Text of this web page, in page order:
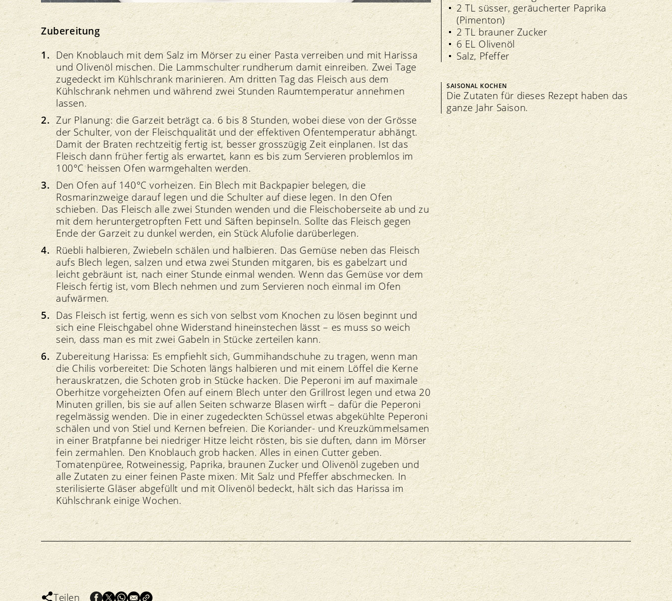
Zubereitung
Den Knoblauch mit dem Salz im Mörser zu einer Pasta verreiben und mit Harissa
und Olivenöl mischen. Die Lammschulter rundherum damit einreiben. Zwei Tage
zugedeckt im Kühlschrank marinieren. Am dritten Tag das Fleisch aus dem
Kühlschrank nehmen und während zwei Stunden Raumtemperatur annehmen
lassen.
Zur Planung: die Garzeit beträgt ca. 6 bis 8 Stunden, wobei diese von der Grösse
der Schulter, von der Fleischqualität und der effektiven Ofentemperatur abhängt.
Damit der Braten rechtzeitig fertig ist, besser grosszügig Zeit einplanen. Ist das
Fleisch dann früher fertig als erwartet, kann es bis zum Servieren problemlos im
100°C heissen Ofen warmgehalten werden.
Den Ofen auf 140°C vorheizen. Ein Blech mit Backpapier belegen, die
Rosmarinzweige darauf legen und die Schulter auf diese legen. In den Ofen
schieben. Das Fleisch alle zwei Stunden wenden und die Fleischoberseite ab und zu
mit dem heruntergetropften Fett und Säften bepinseln. Sollte das Fleisch gegen
Ende der Garzeit zu dunkel werden, ein Stück Alufolie darüberlegen.
Rüebli halbieren, Zwiebeln schälen und halbieren. Das Gemüse neben das Fleisch
aufs Blech legen, salzen und etwa zwei Stunden mitgaren, bis es gabelzart und
leicht gebräunt ist, nach einer Stunde einmal wenden. Wenn das Gemüse vor dem
Fleisch fertig ist, vom Blech nehmen und zum Servieren noch einmal im Ofen
aufwärmen.
Das Fleisch ist fertig, wenn es sich von selbst vom Knochen zu lösen beginnt und
sich eine Fleischgabel ohne Widerstand hineinstechen lässt – es muss so weich
sein, dass man es mit zwei Gabeln in Stücke zerteilen kann.
Zubereitung Harissa: Es empfiehlt sich, Gummihandschuhe zu tragen, wenn man
die Chilis vorbereitet: Die Schoten längs halbieren und mit einem Löffel die Kerne
herauskratzen, die Schoten grob in Stücke hacken. Die Peperoni im auf maximale
Oberhitze vorgeheizten Ofen auf einem Blech unter den Grillrost legen und etwa 20
Minuten grillen, bis sie auf allen Seiten schwarze Blasen wirft – dafür die Peperoni
regelmässig wenden. Die in einer zugedeckten Schüssel etwas abgekühlte Peperoni
schälen und von Stiel und Kernen befreien. Die Koriander- und Kreuzkümmelsamen
in einer Bratpfanne bei niedriger Hitze leicht rösten, bis sie duften, dann im Mörser
fein zermahlen. Den Knoblauch grob hacken. Alles in einen Cutter geben.
Tomatenpüree, Rotweinessig, Paprika, braunen Zucker und Olivenöl zugeben und
alle Zutaten zu einer feinen Paste mixen. Mit Salz und Pfeffer abschmecken. In
sterilisierte Gläser abgefüllt und mit Olivenöl bedeckt, hält sich das Harissa im
Kühlschrank einige Wochen.
2 TL süsser, geräucherter Paprika
(Pimenton)
2 TL brauner Zucker
6 EL Olivenöl
Salz, Pfeffer
SAISONAL KOCHEN
Die Zutaten für dieses Rezept haben das
ganze Jahr Saison.
Teilen